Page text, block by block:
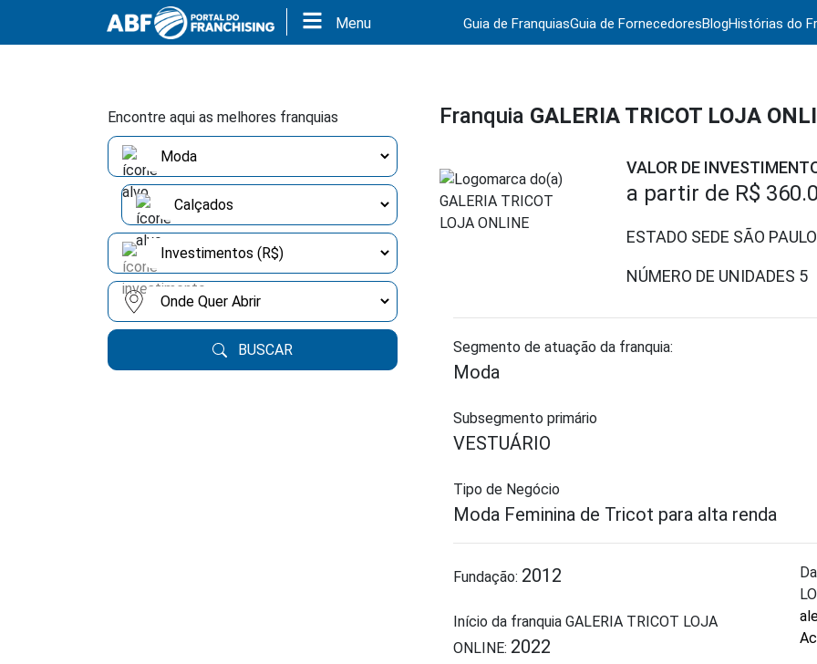
Menu Guia de FranquiasGuia de FornecedoresBlogHistórias do
Encontre aqui as melhores franquias
BUSCAR
Franquia GALERIA TRICOT LOJA
VALOR DE
a partir de R$
ESTADO SEDE SÃO PAULO
NÚMERO DE UNIDADES 5
Segmento de atuação da franquia:
Moda
Subsegmento primário
VESTUÁRIO
Tipo de Negócio
Moda Feminina de Tricot para alta renda
Fundação: 2012
Início da franquia GALERIA TRICOT LOJA
ONLINE: 2022